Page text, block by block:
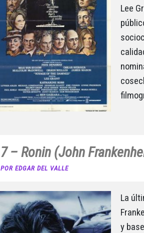
Lee
7 – Ronin (John
POR EDGAR DEL VALLE
La
y